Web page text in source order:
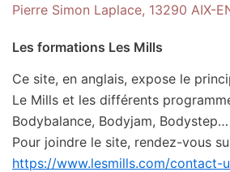
Pierre Simon Laplace, 13290 AIX-
Les formations Les Mills
Ce site, en anglais, expose le
Le Mills et les différents
Bodybalance, Bodyjam, Bodystep…
Pour joindre le site, rendez-vous
https://www.lesmills.com/contact-